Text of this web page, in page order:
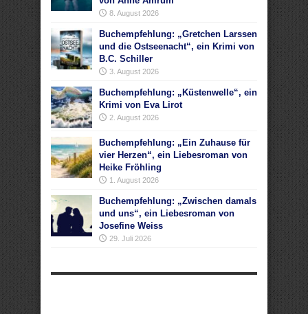
8. August 2026
Buchempfehlung: „Gretchen Larssen
und die Ostseenacht“, ein Krimi von
B.C. Schiller
3. August 2026
Buchempfehlung: „Küstenwelle“, ein
Krimi von Eva Lirot
2. August 2026
Buchempfehlung: „Ein Zuhause für
vier Herzen“, ein Liebesroman von
Heike Fröhling
1. August 2026
Buchempfehlung: „Zwischen damals
und uns“, ein Liebesroman von
Josefine Weiss
29. Juli 2026